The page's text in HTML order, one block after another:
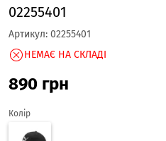
02255401
Артикул: 02255401
НЕМАЄ НА СКЛАДІ
890 грн
Колір